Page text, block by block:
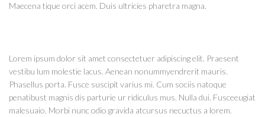
Maecena tique orci acem. Duis ultricies pharetra magna.
Lorem ipsum dolor sit amet consectetuer adipiscing elit. Praesent
vestibu lum molestie lacus. Aenean nonummyendrerit mauris.
Phasellus porta. Fusce suscipit varius mi. Cum sociis natoque
penatibust magnis dis parturie ur ridiculus mus. Nulla dui. Fusceeugiat
malesuaio. Morbi nunc odio gravida atcursus necuctus a lorem.